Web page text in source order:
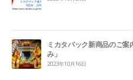
ミカタパック新商品のご
み」
2023年10月16日